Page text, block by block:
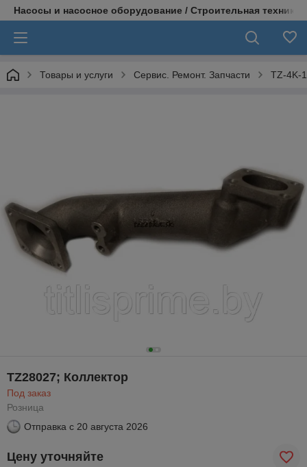
Насосы и насосное оборудование / Строительная техника
Товары и услуги Сервис. Ремонт. Запчасти TZ-4K-
TZ28027; Коллектор
Под заказ
Розница
Отправка с 20 августа 2026
Цену уточняйте